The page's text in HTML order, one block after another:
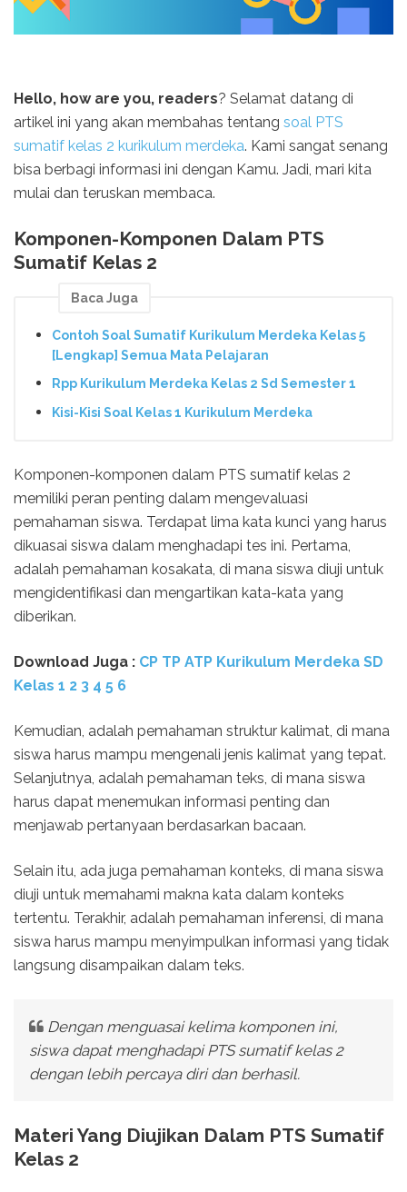
Hello, how are you, readers? Selamat datang di
artikel ini yang akan membahas tentang soal PTS
sumatif kelas 2 kurikulum merdeka. Kami sangat senang
bisa berbagi informasi ini dengan Kamu. Jadi, mari kita
mulai dan teruskan membaca.
Komponen-Komponen Dalam PTS
Sumatif Kelas 2
Baca Juga
Contoh Soal Sumatif Kurikulum Merdeka Kelas 5
[Lengkap] Semua Mata Pelajaran
Rpp Kurikulum Merdeka Kelas 2 Sd Semester 1
Kisi-Kisi Soal Kelas 1 Kurikulum Merdeka
Komponen-komponen dalam PTS sumatif kelas 2
memiliki peran penting dalam mengevaluasi
pemahaman siswa. Terdapat lima kata kunci yang harus
dikuasai siswa dalam menghadapi tes ini. Pertama,
adalah pemahaman kosakata, di mana siswa diuji untuk
mengidentifikasi dan mengartikan kata-kata yang
diberikan.
Download Juga : CP TP ATP Kurikulum Merdeka SD
Kelas 1 2 3 4 5 6
Kemudian, adalah pemahaman struktur kalimat, di mana
siswa harus mampu mengenali jenis kalimat yang tepat.
Selanjutnya, adalah pemahaman teks, di mana siswa
harus dapat menemukan informasi penting dan
menjawab pertanyaan berdasarkan bacaan.
Selain itu, ada juga pemahaman konteks, di mana siswa
diuji untuk memahami makna kata dalam konteks
tertentu. Terakhir, adalah pemahaman inferensi, di mana
siswa harus mampu menyimpulkan informasi yang tidak
langsung disampaikan dalam teks.
Dengan menguasai kelima komponen ini,
siswa dapat menghadapi PTS sumatif kelas 2
dengan lebih percaya diri dan berhasil.
Materi Yang Diujikan Dalam PTS Sumatif
Kelas 2